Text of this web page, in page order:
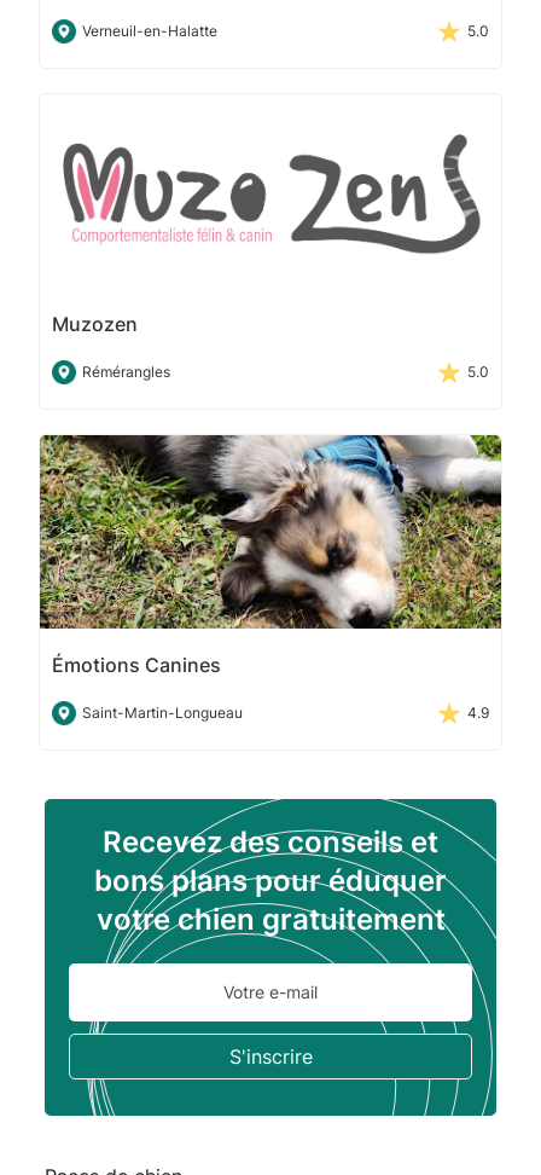
Verneuil-en-Halatte 5.0
Muzozen
Rémérangles 5.0
Émotions Canines
Saint-Martin-Longueau 4.9
Recevez des conseils et
bons plans pour éduquer
votre chien gratuitement